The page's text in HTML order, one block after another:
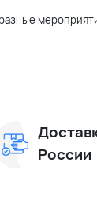
России